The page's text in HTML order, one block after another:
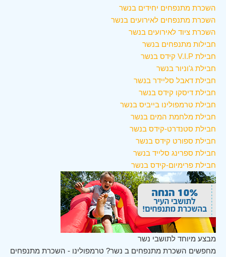
השכרת מתנפחים יחידים בנשר
השכרת מתנפחים לאירועים בנשר
השכרת ציוד לאירועים בנשר
חבילות מתנפחים בנשר
חבילת V.I.P קידס בנשר
חבילת ג'וניור בנשר
חבילת דאבל סליידר בנשר
חבילת דיסקו קידס בנשר
חבילת טרמפולינו בייביס בנשר
חבילת מלחמת המים בנשר
חבילת סטנדרט-קידס בנשר
חבילת ספורט קידס בנשר
חבילת ספרינג סלייד בנשר
חבילת פרימיום-קידס בנשר
מבצע מיוחד לתושבי נשר
מחפשים השכרת מתנפחים ב נשר? טרמפולינו - השכרת מתנפחים